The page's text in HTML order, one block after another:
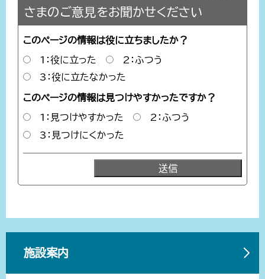
さまのご意見をお聞かせください
このページの情報は役に立ちましたか？
1：役に立った
2：ふつう
3：役に立たなかった
このページの情報は見つけやすかったですか？
1：見つけやすかった
2：ふつう
3：見つけにくかった
施設案内